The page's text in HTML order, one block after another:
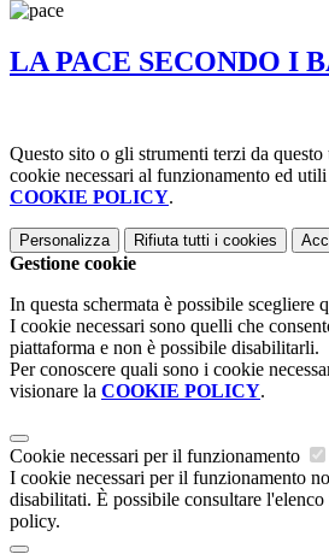
LA PACE SECONDO I
Questo sito o gli strumenti terzi da
cookie necessari al funzionamento ed
COOKIE POLICY.
Personalizza Rifiuta tutti i cookies
Gestione cookie
In questa schermata è possibile scegliere
I cookie necessari sono quelli che
piattaforma e non è possibile disabilitarli.
Per conoscere quali sono i cookie
visionare la COOKIE POLICY.
Cookie necessari per il funzionamento
I cookie necessari per il funzionamento
disabilitati. È possibile consultare
policy.